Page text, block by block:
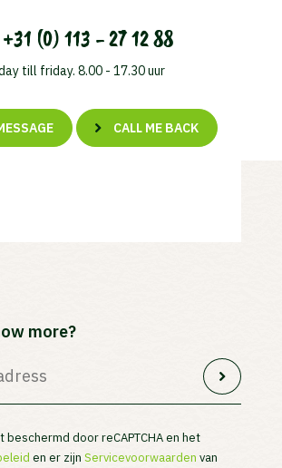
+31 (0) 113 - 27 12 88
till friday. 8.00 - 17.30 uur
CALL ME BACK
more?
door reCAPTCHA en het
en er zijn Servicevoorwaarden van